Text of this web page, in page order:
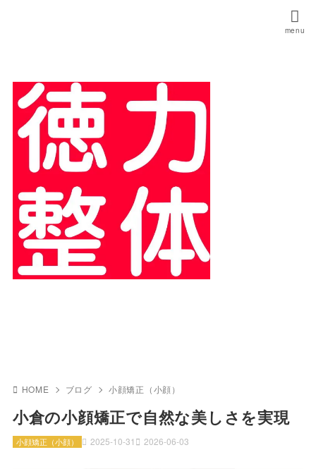
HOME ブログ 小顔矯正（小顔）
小倉の小顔矯正で自然な美しさを実現
2025-10-31 2026-06-03
小顔矯正（小顔）